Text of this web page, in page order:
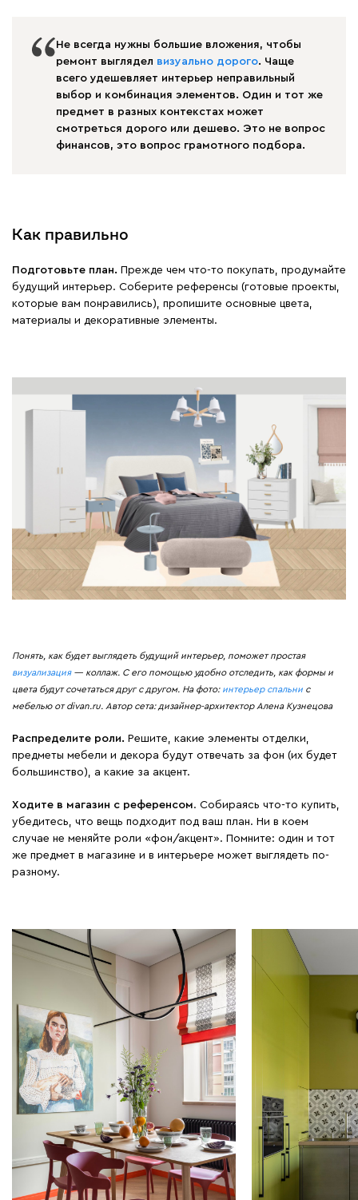
Не всегда нужны большие вложения, чтобы
ремонт выглядел визуально дорого. Чаще
всего удешевляет интерьер неправильный
выбор и комбинация элементов. Один и тот же
предмет в разных контекстах может
смотреться дорого или дешево. Это не вопрос
финансов, это вопрос грамотного подбора.
Как правильно
Подготовьте план. Прежде чем что-то покупать, продумайте
будущий интерьер. Соберите референсы (готовые проекты,
которые вам понравились), пропишите основные цвета,
материалы и декоративные элементы.
Понять, как будет выглядеть будущий интерьер, поможет простая
визуализация— коллаж. С его помощью удобно отследить, как формы и
цвета будут сочетаться друг с другом. На фото: интерьер спальни с
мебелью от divan.ru. Автор сета: дизайнер-архитектор Алена Кузнецова
Распределите роли. Решите, какие элементы отделки,
предметы мебели и декора будут отвечать за фон (их будет
большинство), а какие за акцент.
Ходите в магазин с референсом. Собираясь что-то купить,
убедитесь, что вещь подходит под ваш план. Ни в коем
случае не меняйте роли «фон/акцент». Помните: один и тот
же предмет в магазине и в интерьере может выглядеть по-
разному.